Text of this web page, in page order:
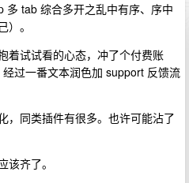
tab 综合多开之乱中有序、序中
。
着试试看的心态，冲了个付费账
过一番文本润色加 support 反馈流
，同类插件有很多。也许可能沾了
齐了。